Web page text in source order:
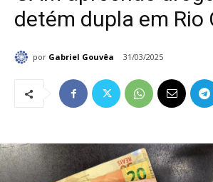
detém dupla em Rio
por Gabriel Gouvêa 31/03/2025